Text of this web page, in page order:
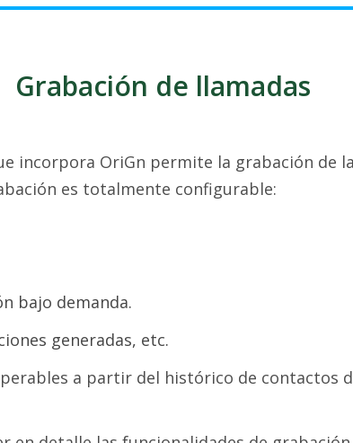
Grabación de llamadas
incorpora OriGn permite la grabación de
es totalmente configurable:
bajo demanda.
generadas, etc.
a partir del histórico de contactos